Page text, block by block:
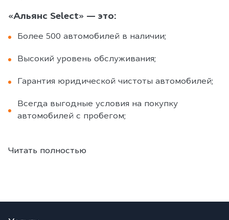
«Альянс Select» — это:
Более 500 автомобилей в наличии;
Высокий уровень обслуживания;
Гарантия юридической чистоты автомобилей;
Всегда выгодные условия на покупку
автомобилей с пробегом;
Читать полностью